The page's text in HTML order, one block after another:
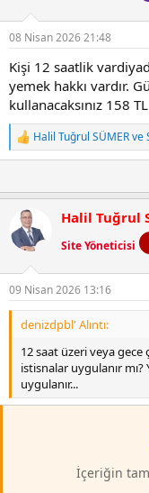
08 Nisan 2026 21:48
Kişi 12 saatlik
yemek hakkı vardır.
kullanacaksınız 158
T
e
i
e
r
Halil Tuğrul SÜMERve
Halil Tuğrul
Site Yöneticisi
09 Nisan 2026 13:16
denizdpbl' Alıntı:
12 saat üzeri veya gece
istisnalar uygulanır
uygulanır...
İçeriğin